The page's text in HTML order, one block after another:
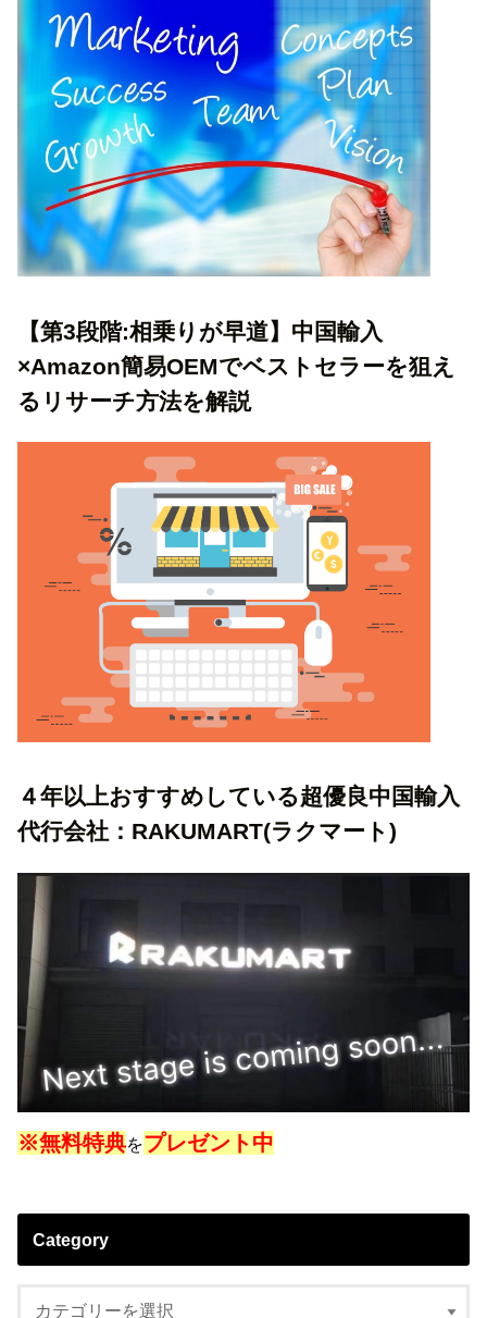
【第3段階:相乗りが早道】中国輸入
×Amazon簡易OEMでベストセラーを狙え
るリサーチ方法を解説
４年以上おすすめしている超優良中国輸入
代行会社：RAKUMART(ラクマート)
※無料特典をプレゼント中
Category